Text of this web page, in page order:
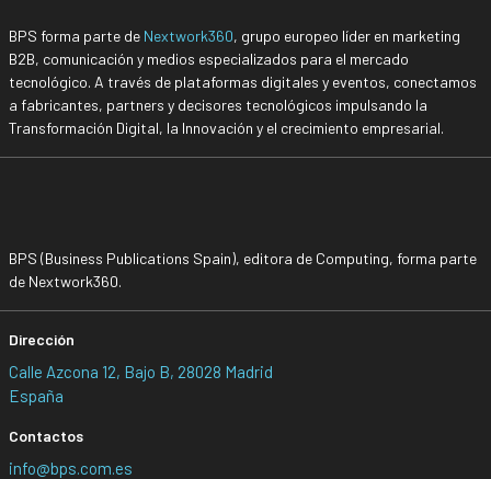
BPS forma parte de Nextwork360, grupo europeo líder en marketing
B2B, comunicación y medios especializados para el mercado
tecnológico. A través de plataformas digitales y eventos, conectamos
a fabricantes, partners y decisores tecnológicos impulsando la
Transformación Digital, la Innovación y el crecimiento empresarial.
BPS (Business Publications Spain), editora de Computing, forma parte
de Nextwork360.
Dirección
Calle Azcona 12, Bajo B, 28028 Madrid
España
Contactos
info@bps.com.es